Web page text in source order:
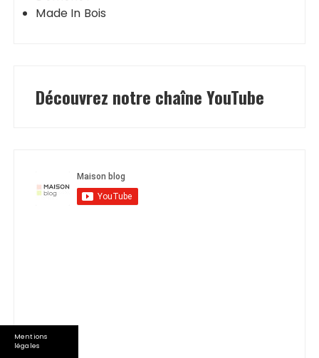
Mentions
légales
Made In Bois
Découvrez notre chaîne YouTube